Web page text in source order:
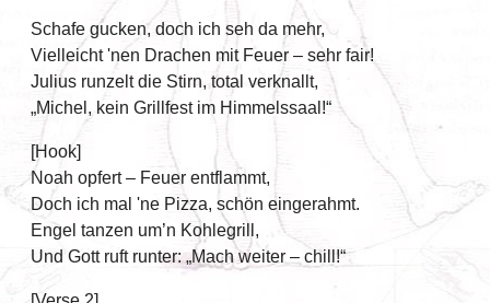
Schafe gucken, doch ich seh da mehr,
Vielleicht 'nen Drachen mit Feuer – sehr fair!
Julius runzelt die Stirn, total verknallt,
„Michel, kein Grillfest im Himmelssaal!“
[Hook]
Noah opfert – Feuer entflammt,
Doch ich mal 'ne Pizza, schön eingerahmt.
Engel tanzen um’n Kohlegrill,
Und Gott ruft runter: „Mach weiter – chill!“